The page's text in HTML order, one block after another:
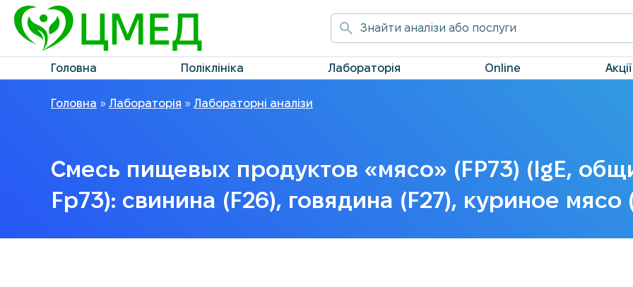
Головна Поліклініка Лабораторія Online Акції
Головна » Лабораторія » Лабораторні аналізи
Смесь пищевых продуктов «мясо» (FP73) (IgE,
Fp73): свинина (F26), говядина (F27), куриное